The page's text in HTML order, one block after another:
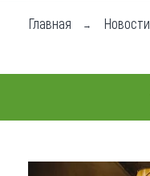
Чем заняться
Карта
Главная Новости